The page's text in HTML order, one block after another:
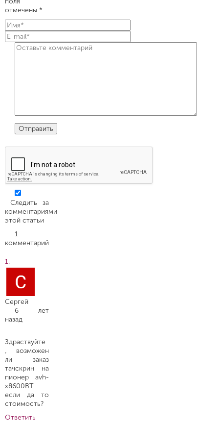
отмечены *
Следить за
комментариями
этой статьи
1
комментарий
Сергей
6 лет
назад
Здраствуйте
, возможен
ли заказ
тачскрин на
пионер avh-
x8600BT
если да то
стоимость?
Ответить